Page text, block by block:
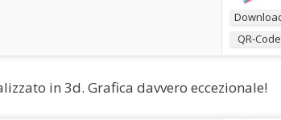
QR-Code
in 3d. Grafica davvero eccezionale!